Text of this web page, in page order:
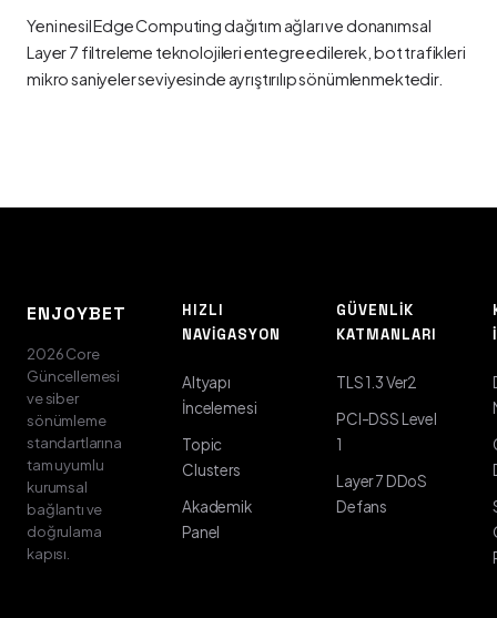
Yeni nesil Edge Computing dağıtım ağları ve donanımsal
Layer 7 filtreleme teknolojileri entegre edilerek, bot trafikleri
mikro saniyeler seviyesinde ayrıştırılıp sönümlenmektedir.
ENJOYBET
2026 Core
Güncellemesi
ve siber
sönümleme
standartlarına
tam uyumlu
kurumsal
bağlantı ve
doğrulama
kapısı.
HIZLI
NAVIGASYON
Altyapı
İncelemesi
Topic
Clusters
Akademik
Panel
GÜVENLIK
KATMANLARI
TLS 1.3 Ver2
PCI-DSS Level
1
Layer 7 DDoS
Defans